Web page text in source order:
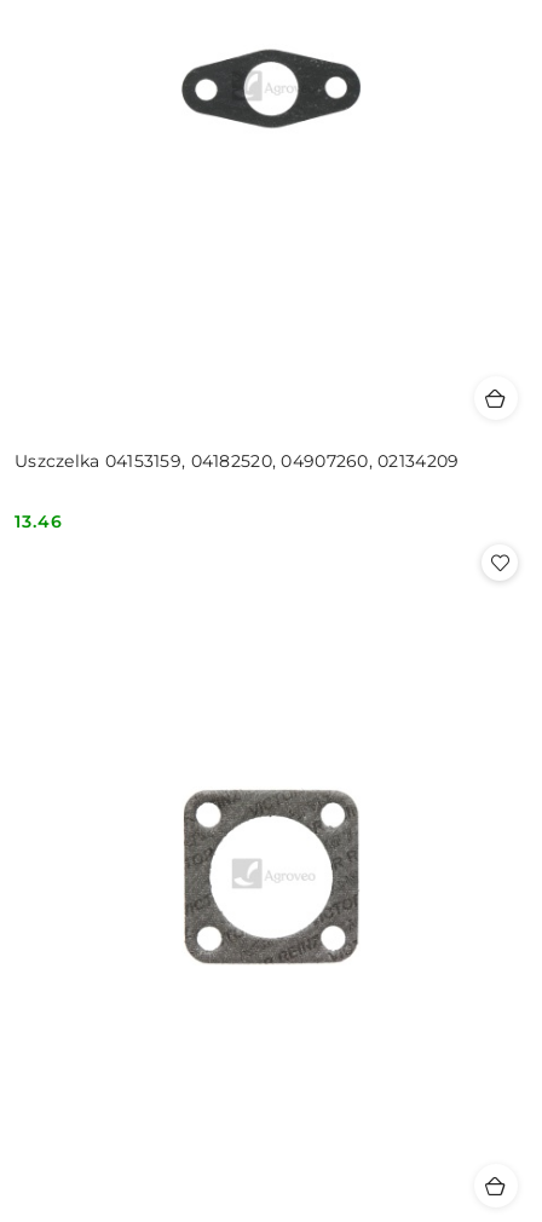
Uszczelka 04153159, 04182520, 04907260, 02134209
Cena:
13.46